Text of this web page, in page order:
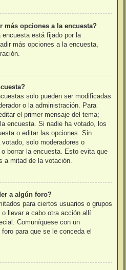
más opciones a la encuesta?
está fijado por la
más opciones a la encuesta,
solo pueden ser modificadas
o la administración. Para
el primer mensaje del tema;
encuesta. Si nadie ha votado, los
o editar las opciones. Sin
solo moderadores o
borrar la encuesta. Esto evita que
a mitad de la votación.
a algún foro?
para ciertos usuarios o grupos
llevar a cabo otra acción allí
Comuníquese con un
para que se le conceda el